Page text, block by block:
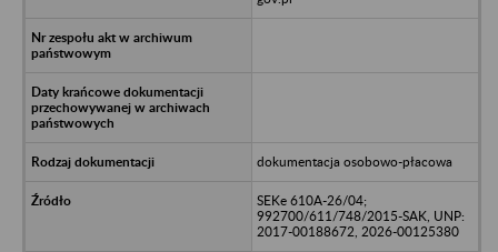
dokumentacja osobowo-płacowa
SEKe 610A-26/04;
992700/611/748/2015-SAK, UNP:
2017-00188672, 2026-00125380